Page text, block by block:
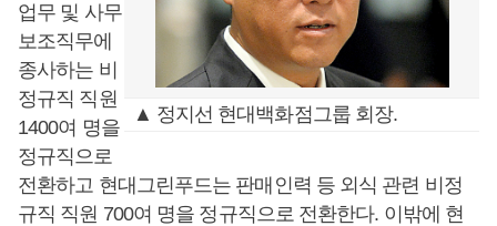
▲ 정지선 현대백화점그룹 회장.
업무 및 사무
보조직무에
종사하는 비
정규직 직원
1400여 명을
정규직으로
전환하고 현대그린푸드는 판매인력 등 외식 관련 비정
규직 직원 700여 명을 정규직으로 전환한다. 이밖에 현